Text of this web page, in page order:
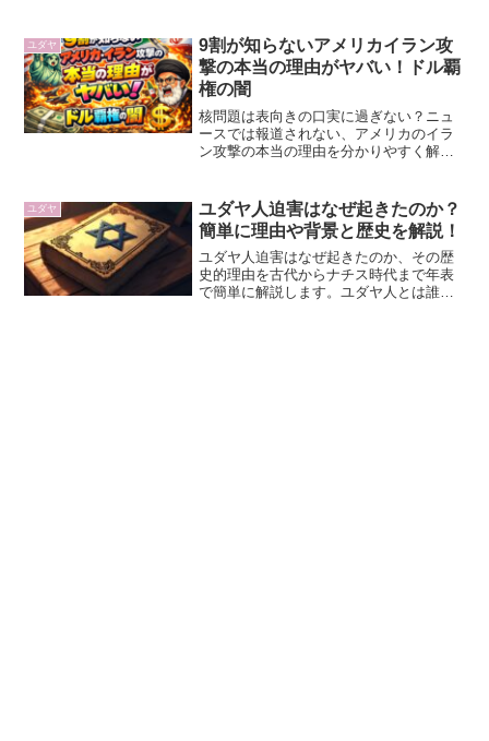
ユダヤ
9割が知らないアメリカイラン攻
撃の本当の理由がヤバい！ドル覇
権の闇
核問題は表向きの口実に過ぎない？ニュ
ースでは報道されない、アメリカのイラ
ン攻撃の本当の理由を分かりやすく解説
権の裏側から、アメリカのイラン攻撃の
本当の理由と、私たちの生活に直結する
経済への影響に迫ります。
ユダヤ
ユダヤ人迫害はなぜ起きたのか？
簡単に理由や背景と歴史を解説！
ユダヤ人迫害はなぜ起きたのか、その歴
史的理由を古代からナチス時代まで年表
で簡単に解説します。ユダヤ人とは誰か